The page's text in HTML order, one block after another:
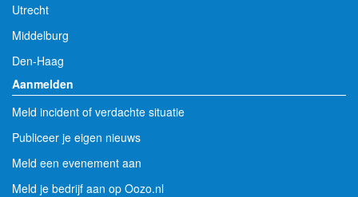
Utrecht
Middelburg
Den-Haag
Aanmelden
Meld incident of verdachte situatie
Publiceer je eigen nieuws
Meld een evenement aan
Meld je bedrijf aan op Oozo.nl